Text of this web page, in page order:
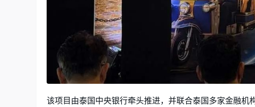
该项目由泰国中央银行牵头推进，并联合泰国多家金融